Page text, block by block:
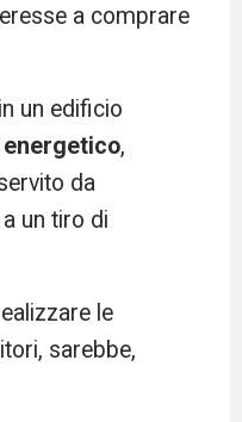
a comprare
in un edificio
,
da
un tiro di
le
sarebbe,